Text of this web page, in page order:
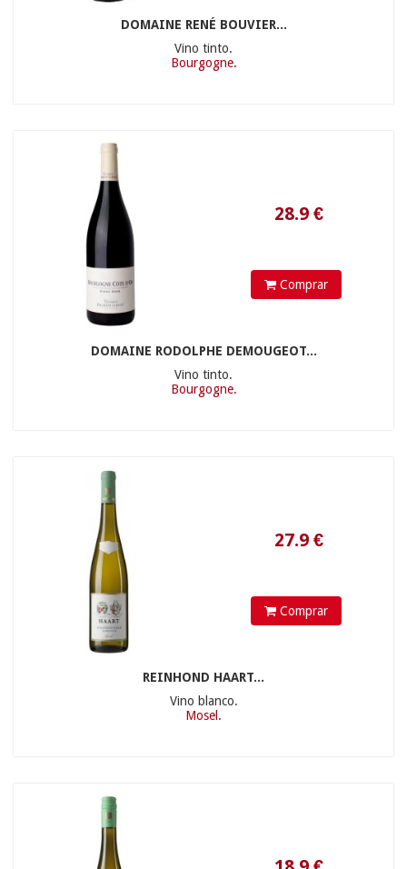
DOMAINE RENÉ BOUVIER...
Vino tinto.
Bourgogne.
Comprar
DOMAINE RODOLPHE DEMOUGEOT...
Vino tinto.
Bourgogne.
Comprar
REINHOND HAART...
Vino blanco.
Mosel.